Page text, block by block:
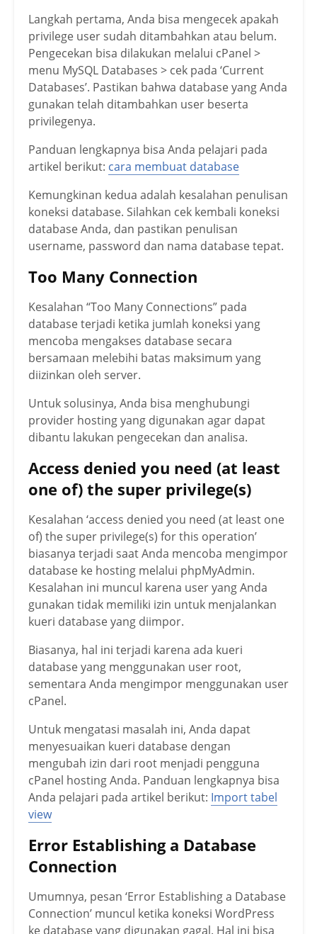
Langkah pertama, Anda bisa mengecek apakah
privilege user sudah ditambahkan atau belum.
Pengecekan bisa dilakukan melalui cPanel >
menu MySQL Databases > cek pada ‘Current
Databases’. Pastikan bahwa database yang Anda
gunakan telah ditambahkan user beserta
privilegenya.
Panduan lengkapnya bisa Anda pelajari pada
artikel berikut: cara membuat database
Kemungkinan kedua adalah kesalahan penulisan
koneksi database. Silahkan cek kembali koneksi
database Anda, dan pastikan penulisan
username, password dan nama database tepat.
Too Many Connection
Kesalahan “Too Many Connections” pada
database terjadi ketika jumlah koneksi yang
mencoba mengakses database secara
bersamaan melebihi batas maksimum yang
diizinkan oleh server.
Untuk solusinya, Anda bisa menghubungi
provider hosting yang digunakan agar dapat
dibantu lakukan pengecekan dan analisa.
Access denied you need (at least
one of) the super privilege(s)
Kesalahan ‘access denied you need (at least one
of) the super privilege(s) for this operation’
biasanya terjadi saat Anda mencoba mengimpor
database ke hosting melalui phpMyAdmin.
Kesalahan ini muncul karena user yang Anda
gunakan tidak memiliki izin untuk menjalankan
kueri database yang diimpor.
Biasanya, hal ini terjadi karena ada kueri
database yang menggunakan user root,
sementara Anda mengimpor menggunakan user
cPanel.
Untuk mengatasi masalah ini, Anda dapat
menyesuaikan kueri database dengan
mengubah izin dari root menjadi pengguna
cPanel hosting Anda. Panduan lengkapnya bisa
Anda pelajari pada artikel berikut: Import tabel
view
Error Establishing a Database
Connection
Umumnya, pesan ‘Error Establishing a Database
Connection’ muncul ketika koneksi WordPress
ke database yang digunakan gagal. Hal ini bisa